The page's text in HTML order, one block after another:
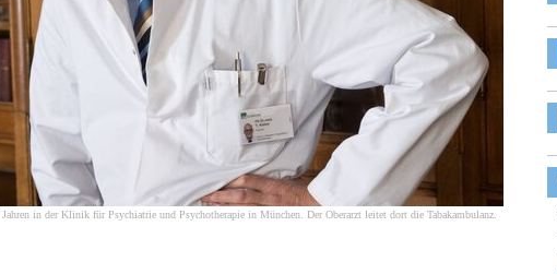
in der Klinik für Psychiatrie und Psychotherapie in München. Der Oberarzt leitet dort die Tabakambulanz.